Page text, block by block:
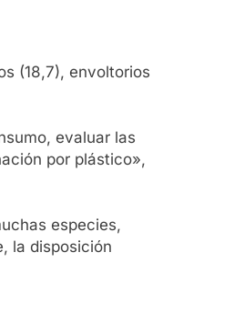
(18,7), envoltorios
evaluar las
por plástico»,
especies,
la disposición